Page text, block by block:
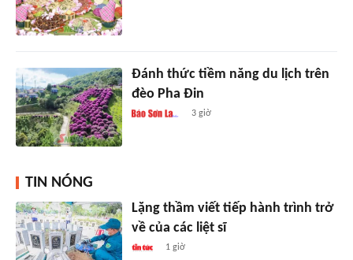
Đánh thức tiềm năng du lịch trên
đèo Pha Đin
3 giờ
TIN NÓNG
Lặng thầm viết tiếp hành trình trở
về của các liệt sĩ
1 giờ